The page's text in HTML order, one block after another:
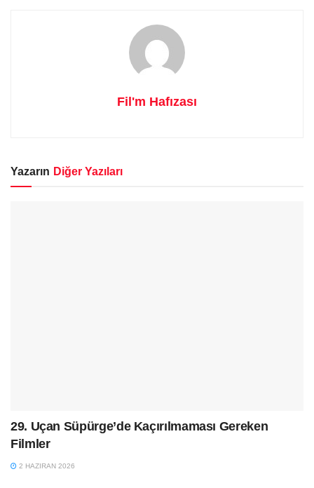
Fil'm Hafızası
Yazarın Diğer Yazıları
29. Uçan Süpürge’de Kaçırılmaması Gereken
Filmler
2 HAZIRAN 2026